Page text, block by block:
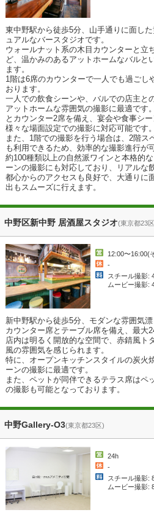
東中野駅から徒歩5分、山手通りに面し
ュアルなバースタジオです。
ウォールナット系の木目カウンターと立
ど、温かみのあるアットホームなバルと
ます。
1階は6席のカウンターで一人でも過ごし
おります。
一人での飲食シーンや、バルでの店主と
アットホームな雰囲気の撮影に最適です
とカウンター2席を備え、宴会や食事シ
様々な場面設定での撮影に対応可能です。
また、1階での撮影を行う場合は、2階ス
も利用できるため、効率的な撮影進行が
約100種類以上の自然派ワインと本格的
ーンの撮影にも対応しており、リアルな
都心からのアクセスも良好で、大通りに
出もスムーズに行えます。
中野区新中野 居酒屋スタジオ(東京都23
12:00〜16:00(
-
スチール撮影:
ムービー撮影:
新中野駅から徒歩5分、モダンな雰囲気漂
カウンター席とテーブル席を備え、最大
店内は明るく開放的な空間で、赤錆風ト
風の雰囲気を感じられます。
特に、オープンキッチンスタイルの炭火
ーンの撮影に最適です。
また、ペットが同伴できるテラス席はペ
の撮影も可能となっております。
中野Gallery-O3(東京都23区)
24h
-
スチール撮影:
ムービー撮影: